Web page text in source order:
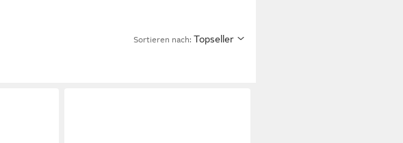
Sortieren nach: Topseller